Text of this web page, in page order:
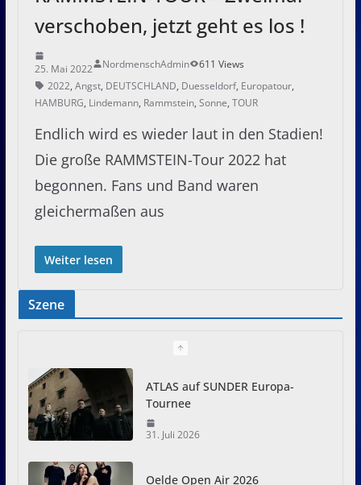
verschoben, jetzt geht es los !
25. Mai 2022 NordmenschAdmin
611 Views
2022, Angst, DEUTSCHLAND, Duesseldorf, Europatour,
HAMBURG, Lindemann, Rammstein, Sonne, TOUR
Endlich wird es wieder laut in den Stadien!
Die große RAMMSTEIN-Tour 2022 hat
begonnen. Fans und Band waren
gleichermaßen aus
Weiter lesen
Szene
ATLAS auf SUNDER Europa-
Tournee
31. Juli 2026
Oelde Open Air 2026